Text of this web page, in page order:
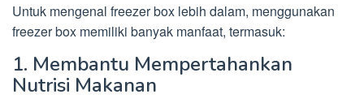
Untuk mengenal freezer box lebih dalam, menggunakan
freezer box memiliki banyak manfaat, termasuk:
1. Membantu Mempertahankan
Nutrisi Makanan